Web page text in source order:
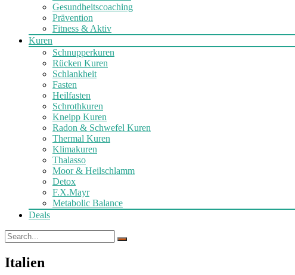
Gesundheitscoaching
Prävention
Fitness & Aktiv
Kuren
Schnupperkuren
Rücken Kuren
Schlankheit
Fasten
Heilfasten
Schrothkuren
Kneipp Kuren
Radon & Schwefel Kuren
Thermal Kuren
Klimakuren
Thalasso
Moor & Heilschlamm
Detox
F.X.Mayr
Metabolic Balance
Deals
Italien